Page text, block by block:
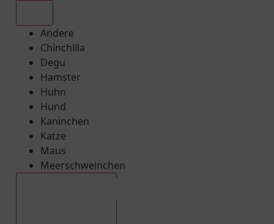
Andere
Chinchilla
Degu
Hamster
Huhn
Hund
Kaninchen
Katze
Maus
Meerschweinchen